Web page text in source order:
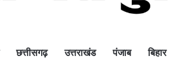
छत्तीसगढ़ उत्तराखंड पंजाब बिहार